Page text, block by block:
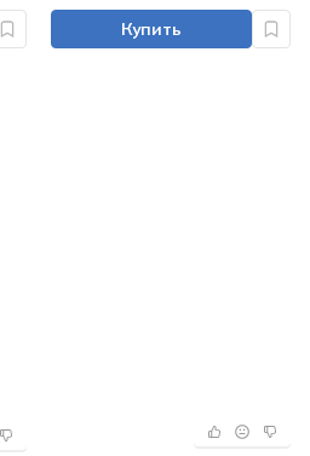
Купить